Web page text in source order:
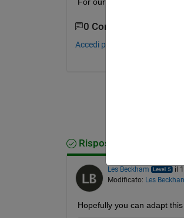
0 Commenti
Accedi per commentare.
Risposta accettata
Les Beckham
il
Modificato: Les
Hopefully you can adapt